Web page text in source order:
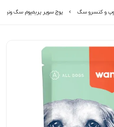
و کنسرو سگ پوچ سوپر پریمیوم سگ ونپی